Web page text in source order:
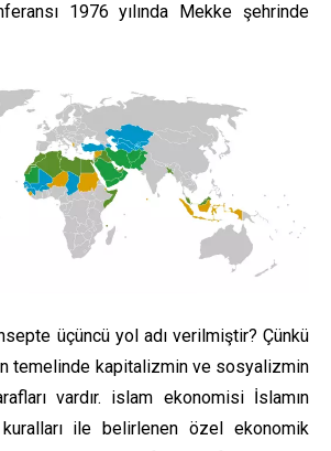
1976 yılında Mekke şehrinde
üçüncü yol adı verilmiştir? Çünkü
temelinde kapitalizmin ve sosyalizmin
vardır. islam ekonomisi İslamın
ile belirlenen özel ekonomik